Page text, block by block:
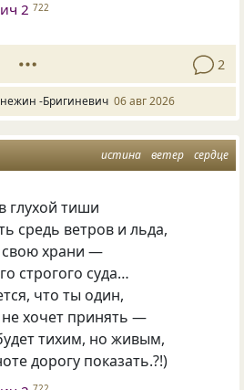
2 722
2
-Бригиневич 06 авг 2026
истина ветер сердце
глухой тиши
средь ветров и льда,
свою храни —
строгого суда…
что ты один,
не хочет принять —
тихим, но живым,
дорогу показать.?!)